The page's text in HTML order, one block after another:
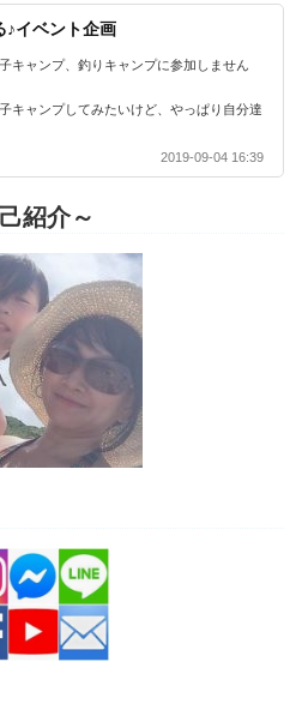
♪イベント企画
キャンプ、釣りキャンプに参加しません
キャンプしてみたいけど、やっぱり自分達
2019-09-04 16:39
紹介～